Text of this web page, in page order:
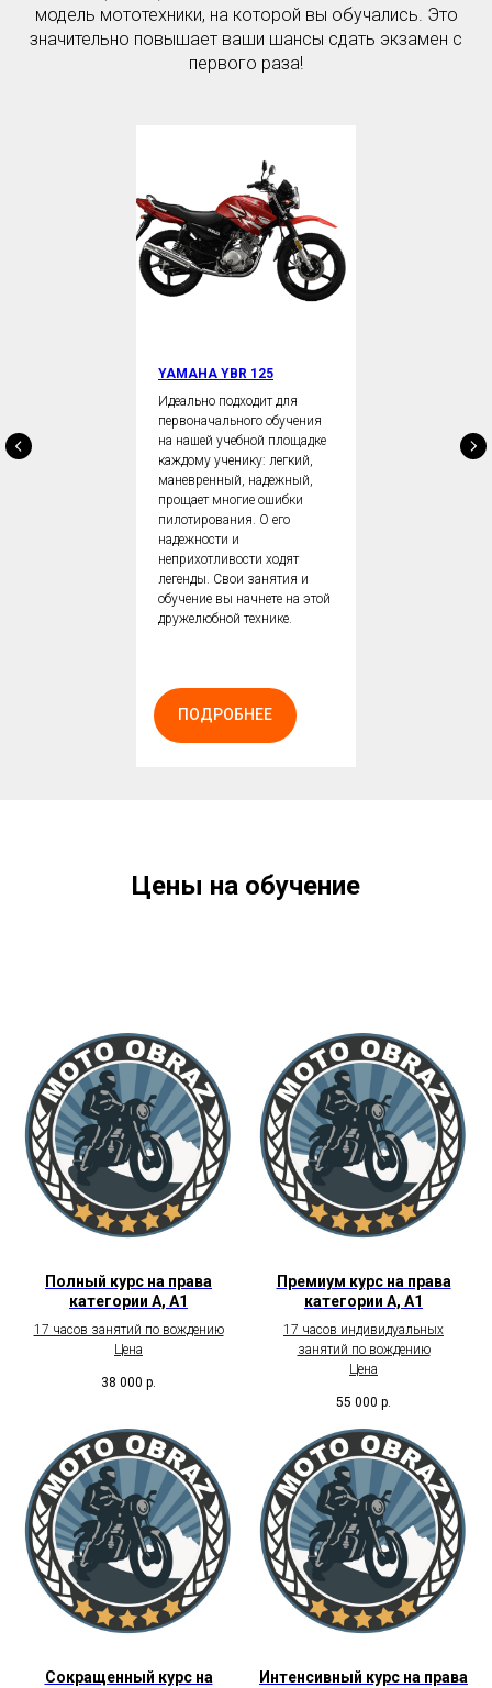
модель мототехники, на которой вы обучались. Это
значительно повышает ваши шансы сдать экзамен с
первого раза!
YAMAHA YBR 125
Идеально подходит для
первоначального обучения
на нашей учебной площадке
каждому ученику: легкий,
маневренный, надежный,
прощает многие ошибки
пилотирования. О его
надежности и
неприхотливости ходят
легенды. Свои занятия и
обучение вы начнете на этой
дружелюбной технике.
ПОДРОБНЕЕ
Цены на обучение
Полный курс на права
категории А, А1
17 часов занятий по вождению
Цена
38 000 р.
Премиум курс на права
категории А, А1
17 часов индивидуальных
занятий по вождению
Цена
55 000 р.
Сокращенный курс на Интенсивный курс на права